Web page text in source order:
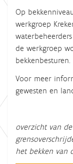
Op
werkgroep
de werkgroep
bekkenbesturen.
Voor meer
gewesten en
overzicht van
het bekken van